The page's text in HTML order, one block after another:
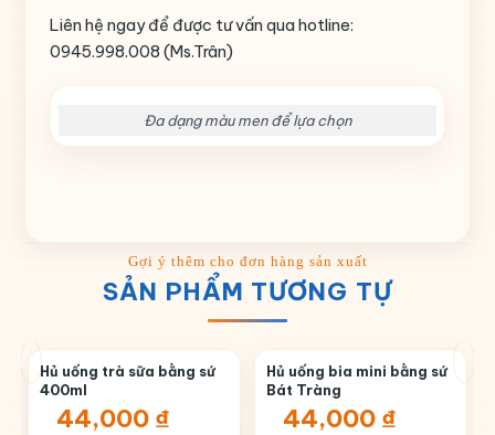
Liên hệ ngay để được tư vấn qua hotline:
0945.998.008 (Ms.Trân)
Đa dạng màu men để lựa chọn
SẢN PHẨM TƯƠNG TỰ
Hủ uống trà sữa bằng sứ
400ml
44,000 ₫
Hủ uống bia mini bằng sứ
Bát Tràng
44,000 ₫